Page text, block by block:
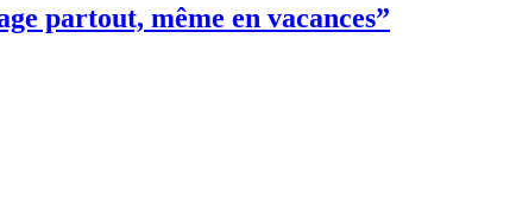
partout, même en vacances”